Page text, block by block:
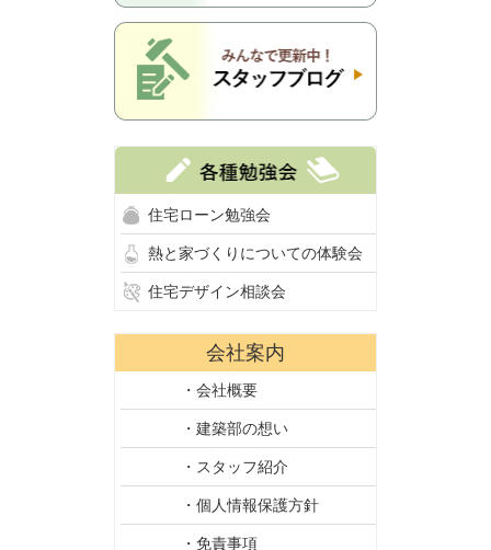
住宅ローン勉強会
熱と家づくりについての体験会
住宅デザイン相談会
会社案内
・会社概要
・建築部の想い
・スタッフ紹介
・個人情報保護方針
・免責事項